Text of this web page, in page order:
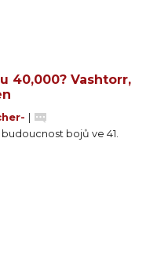
40,000? Vashtorr,
bojů ve 41.